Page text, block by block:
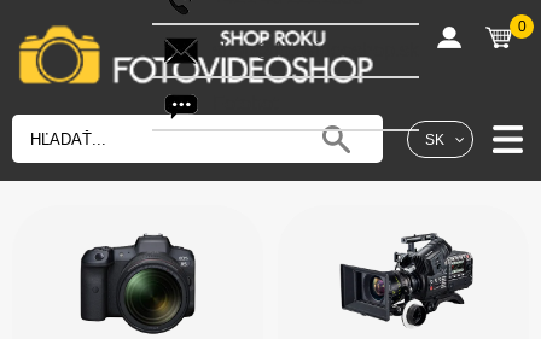
SK
shop@fotovideoshop.sk
0